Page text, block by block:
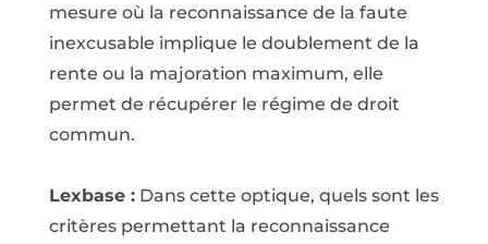
mesure où la reconnaissance de la faute
inexcusable implique le doublement de la
rente ou la majoration maximum, elle
permet de récupérer le régime de droit
commun.
Lexbase :Dans cette optique, quels sont les
critères permettant la reconnaissance